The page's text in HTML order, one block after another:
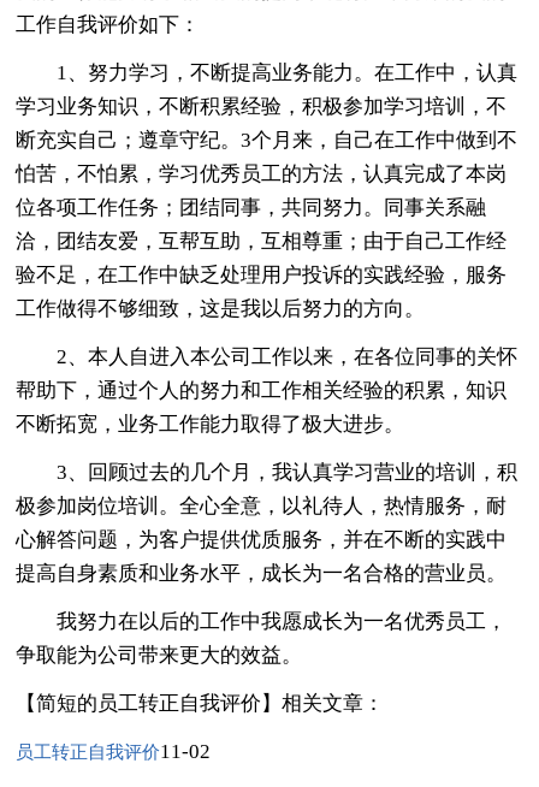
工作自我评价如下：
1、努力学习，不断提高业务能力。在工作中，认真
学习业务知识，不断积累经验，积极参加学习培训，不
断充实自己；遵章守纪。3个月来，自己在工作中做到不
怕苦，不怕累，学习优秀员工的方法，认真完成了本岗
位各项工作任务；团结同事，共同努力。同事关系融
洽，团结友爱，互帮互助，互相尊重；由于自己工作经
验不足，在工作中缺乏处理用户投诉的实践经验，服务
工作做得不够细致，这是我以后努力的方向。
2、本人自进入本公司工作以来，在各位同事的关怀
帮助下，通过个人的努力和工作相关经验的积累，知识
不断拓宽，业务工作能力取得了极大进步。
3、回顾过去的几个月，我认真学习营业的培训，积
极参加岗位培训。全心全意，以礼待人，热情服务，耐
心解答问题，为客户提供优质服务，并在不断的实践中
提高自身素质和业务水平，成长为一名合格的营业员。
我努力在以后的工作中我愿成长为一名优秀员工，
争取能为公司带来更大的效益。
【简短的员工转正自我评价】相关文章：
员工转正自我评价11-02